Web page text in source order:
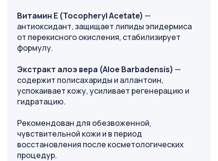
Витамин E (Tocopheryl Acetate) —
антиоксидант, защищает липиды эпидермиса
от перекисного окисления, стабилизирует
формулу.
Экстракт алоэ вера (Aloe Barbadensis) —
содержит полисахариды и аллантоин,
успокаивает кожу, усиливает регенерацию и
гидратацию.
Рекомендован для обезвоженной,
чувствительной кожи и в период
восстановления после косметологических
процедур.